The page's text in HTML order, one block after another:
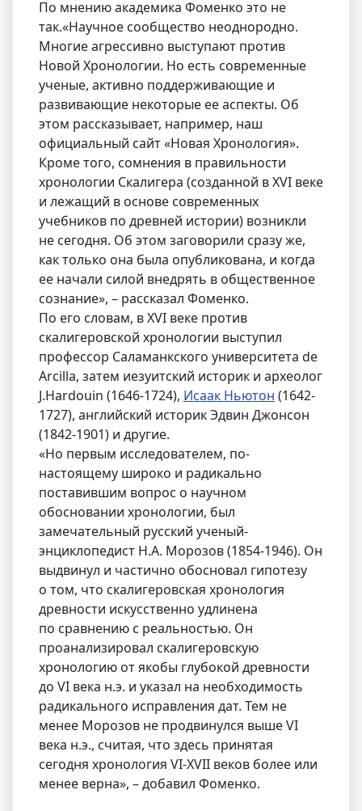
По мнению академика Фоменко это не
так.«Научное сообщество неоднородно.
Многие агрессивно выступают против
Новой Хронологии. Но есть современные
ученые, активно поддерживающие и
развивающие некоторые ее аспекты. Об
этом рассказывает, например, наш
официальный сайт «Новая Хронология».
Кроме того, сомнения в правильности
хронологии Скалигера (созданной в XVI веке
и лежащий в основе современных
учебников по древней истории) возникли
не сегодня. Об этом заговорили сразу же,
как только она была опубликована, и когда
ее начали силой внедрять в общественное
сознание», – рассказал Фоменко.
По его словам, в XVI веке против
скалигеровской хронологии выступил
профессор Саламанкского университета de
Arcilla, затем иезуитский историк и археолог
J.Hardouin (1646-1724), Исаак Ньютон (1642-
1727), английский историк Эдвин Джонсон
(1842-1901) и другие.
«Но первым исследователем, по-
настоящему широко и радикально
поставившим вопрос о научном
обосновании хронологии, был
замечательный русский ученый-
энциклопедист Н.А. Морозов (1854-1946). Он
выдвинул и частично обосновал гипотезу
о том, что скалигеровская хронология
древности искусственно удлинена
по сравнению с реальностью. Он
проанализировал скалигеровскую
хронологию от якобы глубокой древности
до VI века н.э. и указал на необходимость
радикального исправления дат. Тем не
менее Морозов не продвинулся выше VI
века н.э., считая, что здесь принятая
сегодня хронология VI-XVII веков более или
менее верна», – добавил Фоменко.